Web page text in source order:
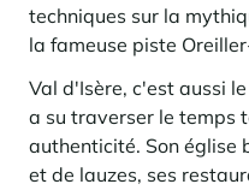
techniques sur la
la fameuse piste
Val d'Isère, c'est aussi
a su traverser le temps
authenticité. Son église
et de lauzes, ses